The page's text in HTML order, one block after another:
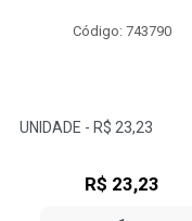
Código: 750638
R$ 197,49